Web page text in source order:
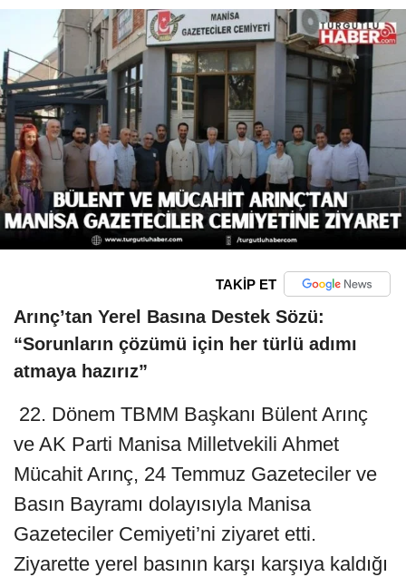
TAKİP ET
Arınç’tan Yerel Basına Destek Sözü:
“Sorunların çözümü için her türlü adımı
atmaya hazırız”
22. Dönem TBMM Başkanı Bülent Arınç
ve AK Parti Manisa Milletvekili Ahmet
Mücahit Arınç, 24 Temmuz Gazeteciler ve
Basın Bayramı dolayısıyla Manisa
Gazeteciler Cemiyeti’ni ziyaret etti.
Ziyarette yerel basının karşı karşıya kaldığı